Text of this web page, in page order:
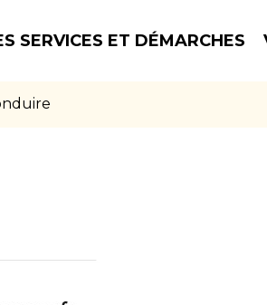
SERVICES ET DÉMARCHES